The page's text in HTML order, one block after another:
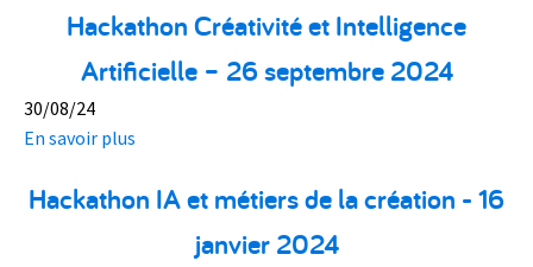
Hackathon Créativité et Intelligence
Artificielle – 26 septembre 2024
30/08/24
En savoir plus
Hackathon IA et métiers de la création - 16
janvier 2024